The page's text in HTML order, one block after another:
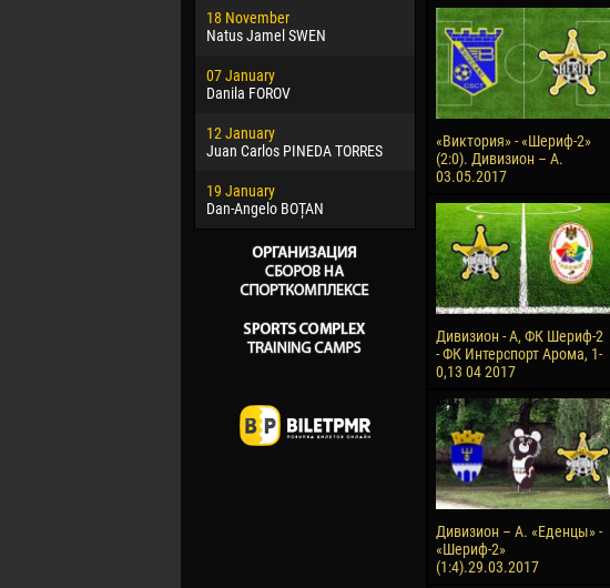
18 November
Natus Jamel SWEN
07 January
Danila FOROV
12 January
Juan Carlos PINEDA TORRES
19 January
Dan-Angelo BOȚAN
Jayder Moreno ASPRILLA
22 March
Samba KONÉ
26 March
Vitor Hugo Morais de OLIVEIRA
28 March
«Виктория» - «Шериф-2»
(2:0). Дивизион – А.
03.05.2017
Дивизион - А, ФК Шериф-2
- ФК Интерспорт Арома, 1-
0,13 04 2017
Дивизион – А. «Еденцы» -
«Шериф-2»
(1:4).29.03.2017